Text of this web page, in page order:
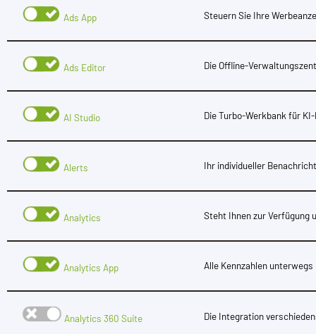
Ads App Steuern Sie Ihre
Ads Editor Die Offline-
AI Studio Die Turbo-Werkbank für
Alerts Ihr individueller
Analytics Steht Ihnen zur Verfügung
Analytics App Alle Kennzahlen
Analytics 360 Suite Die Integration